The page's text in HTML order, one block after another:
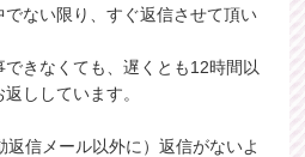
ない限り、すぐ返信させて頂い
きなくても、遅くとも12時間以
ししています。
返信メール以外に）返信がないよ